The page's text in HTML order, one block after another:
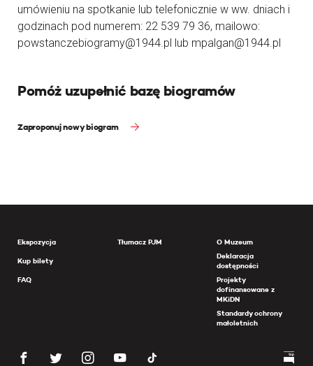
umówieniu na spotkanie lub telefonicznie w ww. dniach i
godzinach pod numerem: 22 539 79 36, mailowo:
powstanczebiogramy@1944.pl lub mpalgan@1944.pl
Pomóż uzupełnić bazę biogramów
Zaproponuj nowy biogram
Ekspozycja
Kup bilety
FAQ
Tłumacz PJM
O Muzeum
Deklaracja
dostępności
Projekty
dofinansowane z
MKiDN
Standardy ochrony
małoletnich